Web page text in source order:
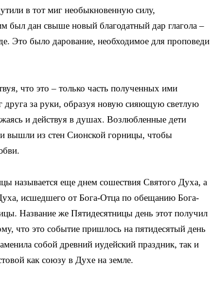
в тот миг необыкновенную силу,
был дан свыше новый благодатный дар глагола –
Это было дарование, необходимое для проповеди
что это – только часть полученных ими
друга за руки, образуя новую сияющую светлую
и действуя в душах. Возлюбленные дети
вышли из стен Сионской горницы, чтобы
называется еще днем сошествия Святого Духа, а
исшедшего от Бога-Отца по обещанию Бога-
Название же Пятидесятницы день этот получил
что это событие пришлось на пятидесятый день
собой древний иудейский праздник, так и
как союзу в Духе на земле.